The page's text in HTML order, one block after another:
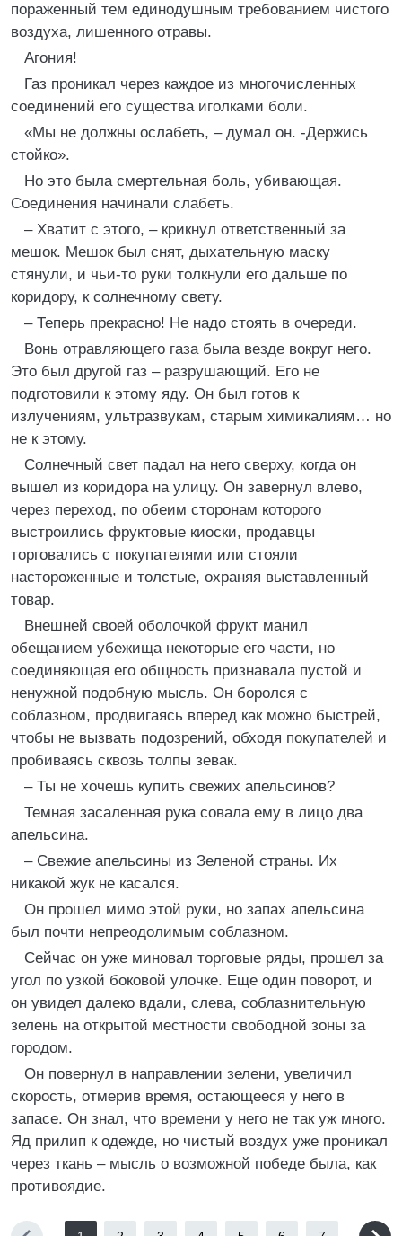
пораженный тем единодушным требованием чистого
воздуха, лишенного отравы.
Агония!
Газ проникал через каждое из многочисленных
соединений его существа иголками боли.
«Мы не должны ослабеть, – думал он. -Держись
стойко».
Но это была смертельная боль, убивающая.
Соединения начинали слабеть.
– Хватит с этого, – крикнул ответственный за
мешок. Мешок был снят, дыхательную маску
стянули, и чьи-то руки толкнули его дальше по
коридору, к солнечному свету.
– Теперь прекрасно! Не надо стоять в очереди.
Вонь отравляющего газа была везде вокруг него.
Это был другой газ – разрушающий. Его не
подготовили к этому яду. Он был готов к
излучениям, ультразвукам, старым химикалиям… но
не к этому.
Солнечный свет падал на него сверху, когда он
вышел из коридора на улицу. Он завернул влево,
через переход, по обеим сторонам которого
выстроились фруктовые киоски, продавцы
торговались с покупателями или стояли
настороженные и толстые, охраняя выставленный
товар.
Внешней своей оболочкой фрукт манил
обещанием убежища некоторые его части, но
соединяющая его общность признавала пустой и
ненужной подобную мысль. Он боролся с
соблазном, продвигаясь вперед как можно быстрей,
чтобы не вызвать подозрений, обходя покупателей и
пробиваясь сквозь толпы зевак.
– Ты не хочешь купить свежих апельсинов?
Темная засаленная рука совала ему в лицо два
апельсина.
– Свежие апельсины из Зеленой страны. Их
никакой жук не касался.
Он прошел мимо этой руки, но запах апельсина
был почти непреодолимым соблазном.
Сейчас он уже миновал торговые ряды, прошел за
угол по узкой боковой улочке. Еще один поворот, и
он увидел далеко вдали, слева, соблазнительную
зелень на открытой местности свободной зоны за
городом.
Он повернул в направлении зелени, увеличил
скорость, отмерив время, остающееся у него в
запасе. Он знал, что времени у него не так уж много.
Яд прилип к одежде, но чистый воздух уже проникал
через ткань – мысль о возможной победе была, как
противоядие.